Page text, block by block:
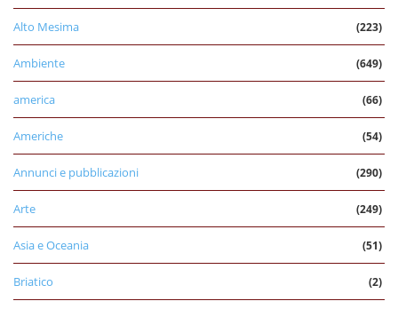
Alto Mesima (223)
Ambiente (649)
america (66)
Americhe (54)
Annunci e pubblicazioni (290)
Arte (249)
Asia e Oceania (51)
Briatico (2)